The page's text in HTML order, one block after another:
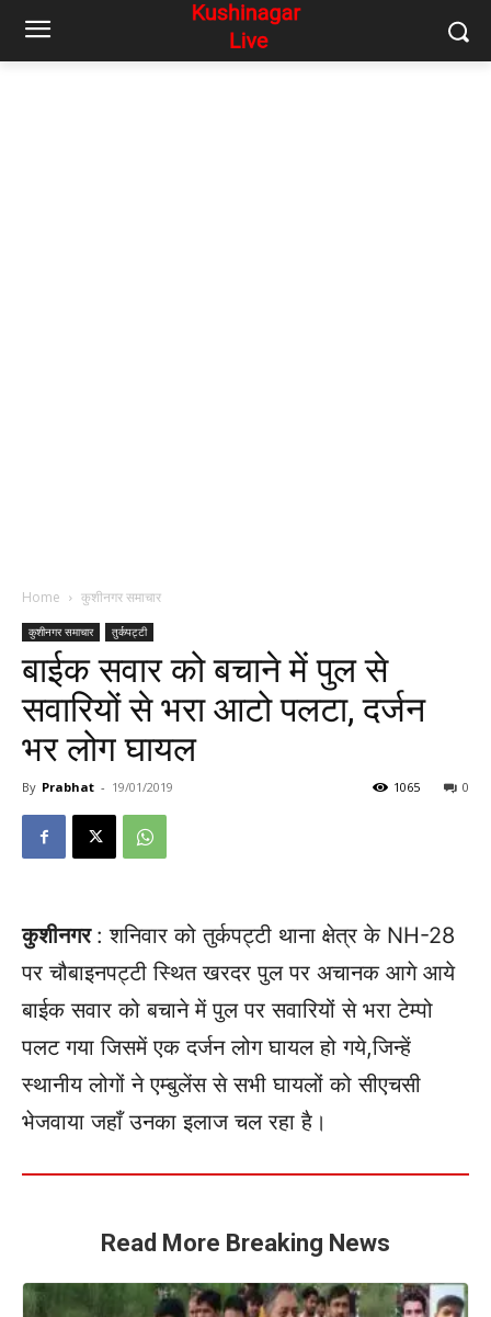
Home कुशीनगर समाचार
कुशीनगर समाचार तुर्कपट्टी
बाईक सवार को बचाने में पुल से
सवारियों से भरा आटो पलटा, दर्जन
भर लोग घायल
By Prabhat - 19/01/2019 0
1065
कुशीनगर : शनिवार को तुर्कपट्टी थाना क्षेत्र के NH-28
पर चौबाइनपट्टी स्थित खरदर पुल पर अचानक आगे आये
बाईक सवार को बचाने में पुल पर सवारियों से भरा टेम्पो
पलट गया जिसमें एक दर्जन लोग घायल हो गये,जिन्हें
स्थानीय लोगों ने एम्बुलेंस से सभी घायलों को सीएचसी
भेजवाया जहाँ उनका इलाज चल रहा है।
Read More Breaking News